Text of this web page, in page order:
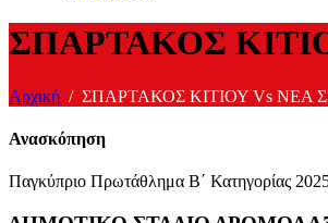
ΣΠΑΡΤΑΚΟΣ
Αρχική ΣΠΑΡΤΑΚΟΣ ΚΙΤΙΟΥ Vs
Ανασκόπηση
Παγκύπριο Πρωτάθλημα Β΄ Κατηγορίας